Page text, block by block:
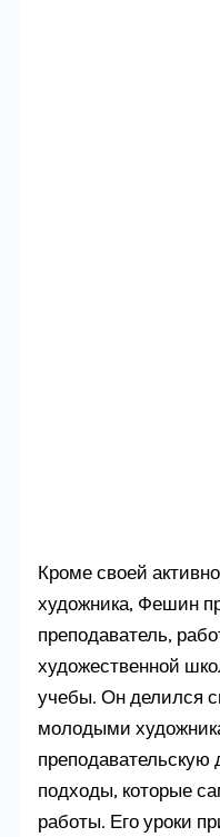
Кроме своей
художника, Фешин
преподаватель,
художественной
учебы. Он делился
молодыми
преподавательскую
подходы, которые
работы. Его уроки